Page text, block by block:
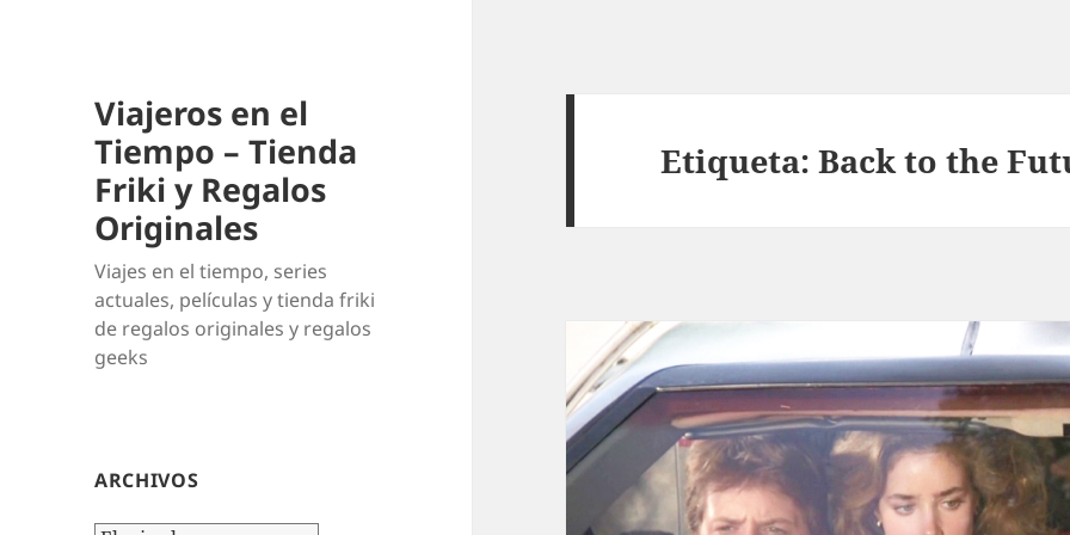
Viajeros en el
Tiempo – Tienda
Friki y Regalos
Originales
Viajes en el tiempo, series
actuales, películas y tienda friki
de regalos originales y regalos
geeks
ARCHIVOS
Etiqueta:Back to the